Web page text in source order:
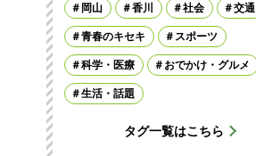
岡山 香川 社会 交通
青春のキセキ スポーツ
科学・医療 おでかけ・グルメ
生活・話題
タグ一覧はこちら